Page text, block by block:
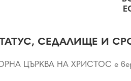
СЕДАЛИЩЕ И
ЦЪРКВА НА ХРИСТОС е